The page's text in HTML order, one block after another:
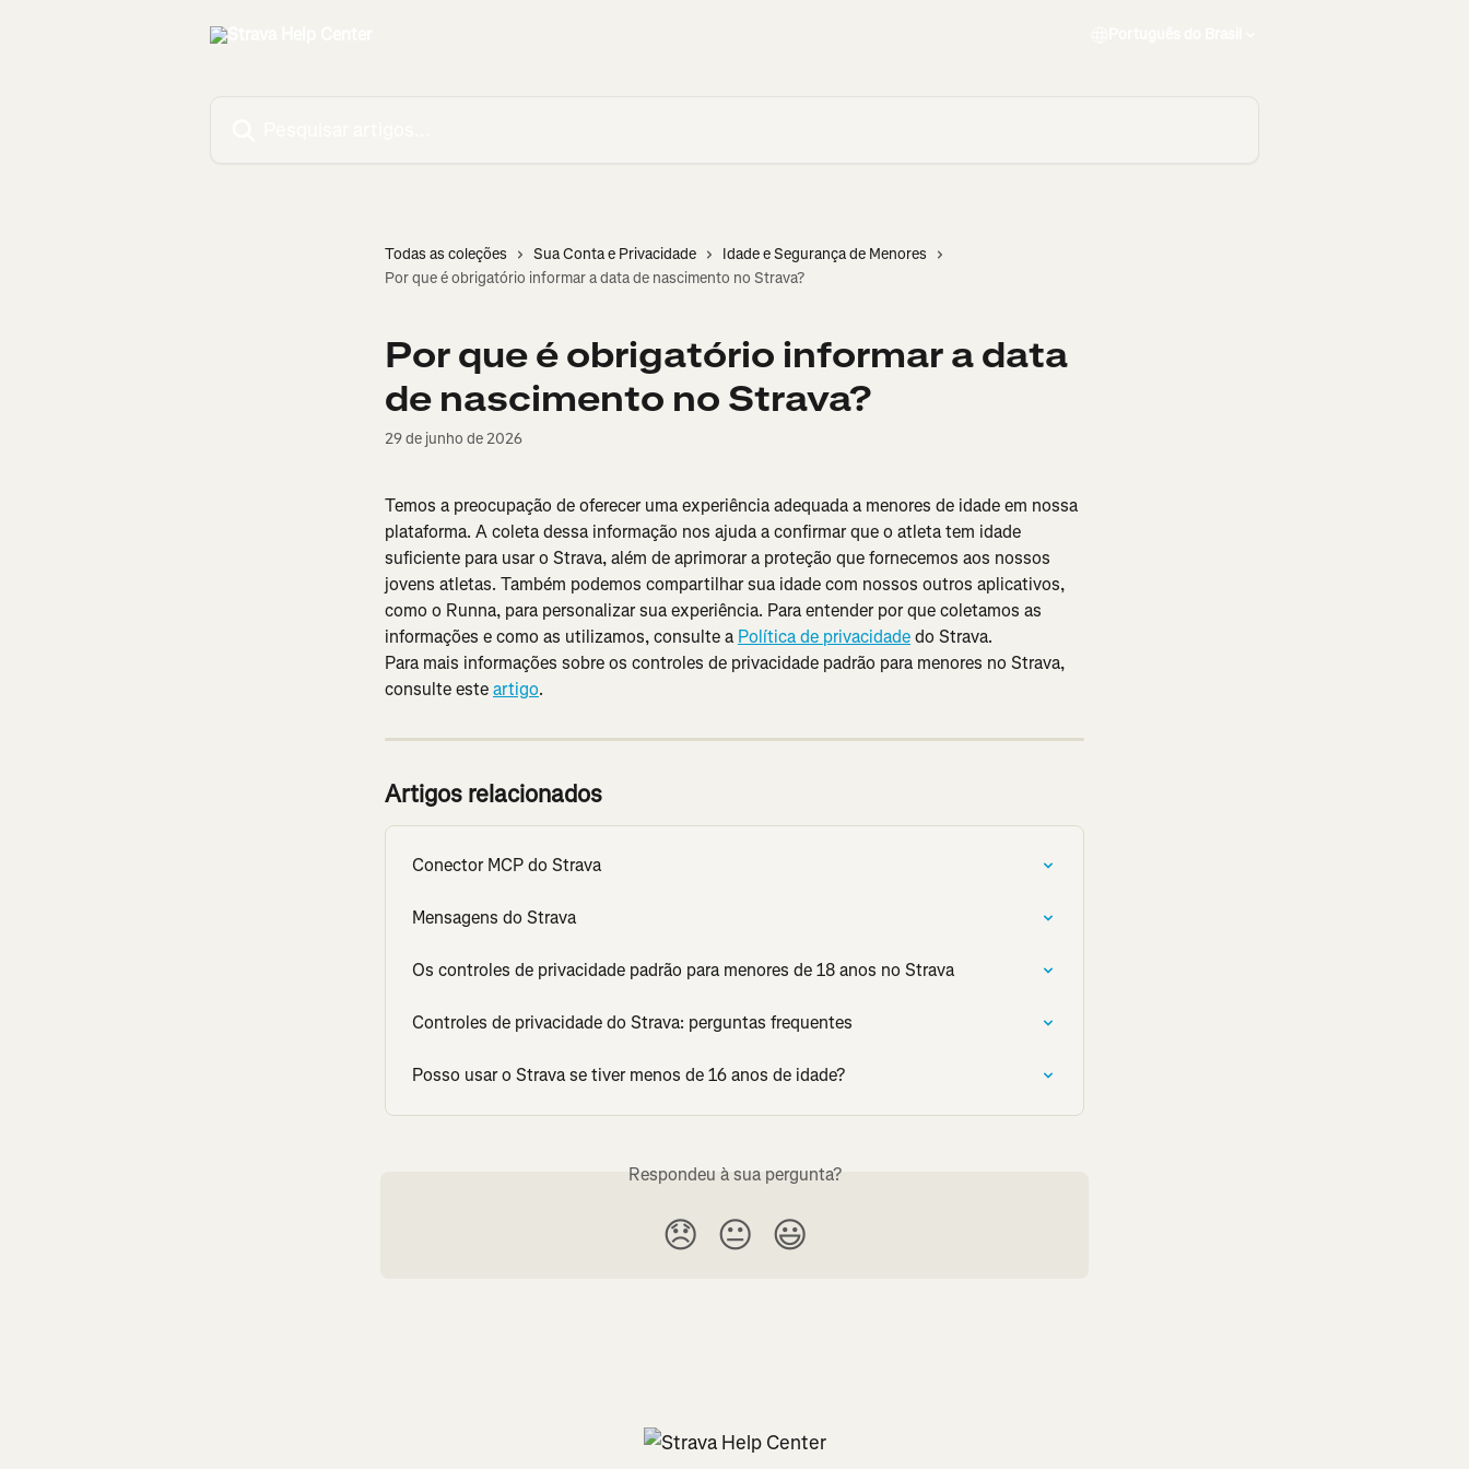
Todas as coleções Sua Conta e Privacidade
Idade e Segurança de Menores
Por que é obrigatório informar a data de nascimento no Strava?
Por que é obrigatório informar a data
de nascimento no Strava?
29 de junho de 2026
Temos a preocupação de oferecer uma experiência adequada a menores de idade em nossa
plataforma. A coleta dessa informação nos ajuda a confirmar que o atleta tem idade
suficiente para usar o Strava, além de aprimorar a proteção que fornecemos aos nossos
jovens atletas. Também podemos compartilhar sua idade com nossos outros aplicativos,
como o Runna, para personalizar sua experiência. Para entender por que coletamos as
informações e como as utilizamos, consulte a Política de privacidade do Strava.
Para mais informações sobre os controles de privacidade padrão para menores no Strava,
consulte este artigo.
Artigos relacionados
Conector MCP do Strava
Mensagens do Strava
Os controles de privacidade padrão para menores de 18 anos no Strava
Controles de privacidade do Strava: perguntas frequentes
Posso usar o Strava se tiver menos de 16 anos de idade?
Respondeu à sua pergunta?
😞 😐 😃